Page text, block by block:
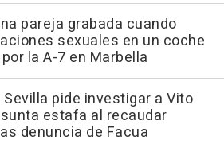
pareja grabada cuando
sexuales en un coche
la A-7 en Marbella
pide investigar a Vito
estafa al recaudar
denuncia de Facua